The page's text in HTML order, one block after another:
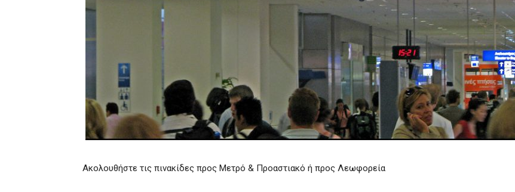
Ακολουθήστε τις πινακίδες προς Μετρό & Προαστιακό ή προς Λεωφορεία